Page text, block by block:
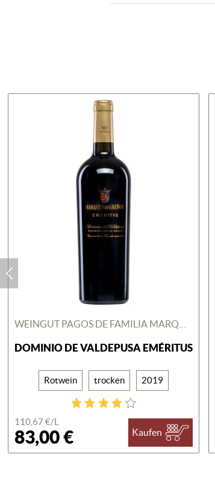
DOMINIO DE VALDEPUSA EMÉRITUS
Rotwein trocken 2019
110,67 €/L
83,00 € Kaufen